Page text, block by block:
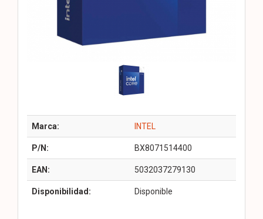
Marca: INTEL
P/N: BX8071514400
EAN: 5032037279130
Disponibilidad: Disponible